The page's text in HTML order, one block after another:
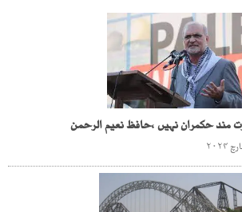
مند حکمران نہیں ،حافظ نعیم الرحمن